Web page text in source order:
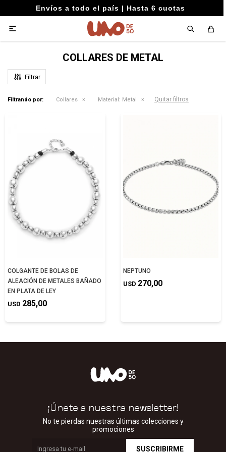
Envíos a todo el país | Hasta 6 cuotas

COLLARES DE METAL
Filtrando por: Collares Material: Metal Quitar filtros
COLGANTE DE BOLAS DE
ALEACIÓN DE METALES BAÑADO
EN PLATA DE LEY
USD 285,00
NEPTUNO
USD 270,00
¡Únete a nuestra newsletter!
No te pierdas nuestras últimas colecciones y
promociones
SUSCRIBIRME